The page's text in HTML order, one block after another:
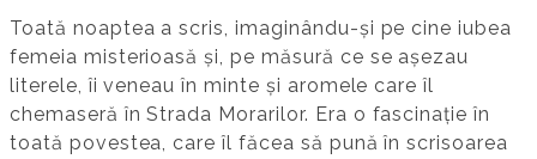
Toată noaptea a scris, imaginându-și pe cine iubea
femeia misterioasă și, pe măsură ce se așezau
literele, îi veneau în minte și aromele care îl
chemaseră în Strada Morarilor. Era o fascinație în
toată povestea, care îl făcea să pună în scrisoarea